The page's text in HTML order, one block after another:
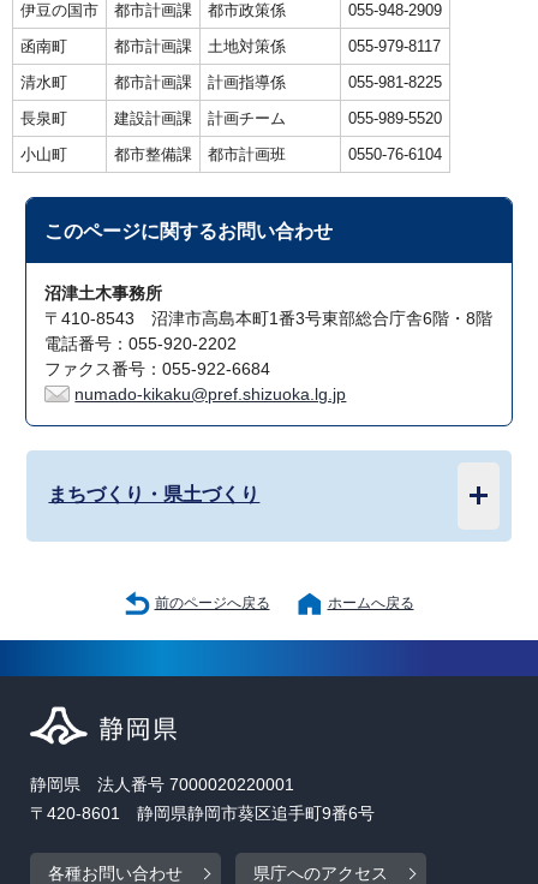
伊豆の国市
都市計画課 都市政策係
055-948-2909
函南町
都市計画課 土地対策係
055-979-8117
清水町
都市計画課 計画指導係
055-981-8225
長泉町
建設計画課 計画チーム
055-989-5520
小山町
都市整備課 都市計画班 0550-76-6104
このページに関するお問い合わせ
沼津土木事務所
〒410-8543 沼津市高島本町1番3号東部総合庁舎6階・8階
電話番号：055-920-2202
ファクス番号：055-922-6684
numado-kikaku@pref.shizuoka.lg.jp
まちづくり・県土づくり
前のページへ戻る ホームへ戻る
静岡県 法人番号 7000020220001
〒420-8601 静岡県静岡市葵区追手町9番6号
各種お問い合わせ 県庁へのアクセス